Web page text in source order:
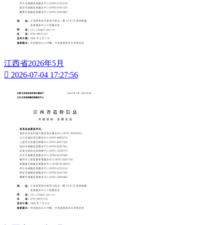
江西省2026年5月
 2026-07-04 17:27:56